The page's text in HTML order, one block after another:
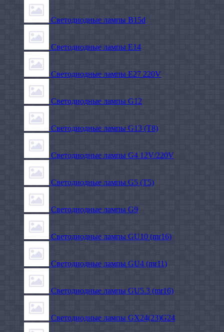
Светодиодные лампы B15d
Светодиодные лампы E14
Светодиодные лампы E27 220V
Светодиодные лампы G12
Светодиодные лампы G13 (T8)
Светодиодные лампы G4 12V/220V
Светодиодные лампы G5 (T5)
Светодиодные лампы G9
Светодиодные лампы GU10 (mr16)
Светодиодные лампы GU4 (mr11)
Светодиодные лампы GU5.3 (mr16)
Светодиодные лампы GX24(23)G24